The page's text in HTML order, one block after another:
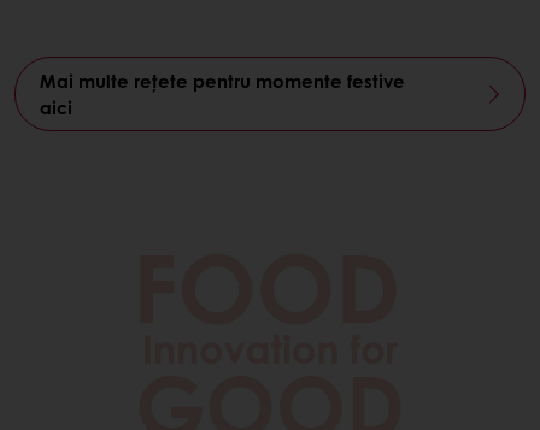
Mai multe rețete pentru momente festive
aici